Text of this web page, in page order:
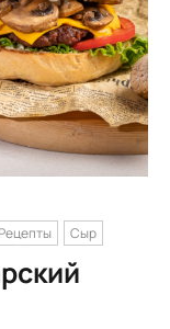
Рецепты Сыр